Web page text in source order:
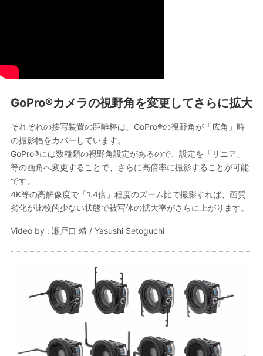
GoPro®カメラの視野角を変更してさらに拡大
それぞれの接写装置の距離棒は、GoPro®の視野角が「広角」時
の撮影幅をカバーしています。
GoPro®には数種類の視野角設定があるので、設定を「リニア」
等の画角へ変更することで、さらに高倍率に撮影することが可能
です。
4K等の高解像度で「1.4倍」程度のズーム比で撮影すれば、画質
劣化が比較的少ない状態で被写体の拡大率がさらに上がります。
Video by : 瀬戸口 靖 / Yasushi Setoguchi